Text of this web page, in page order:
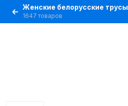
Женские белорусские трусы
1647 товаров